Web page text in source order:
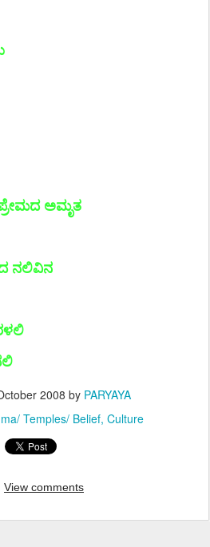
ಅಮೃತ
ನಲಿವಿನ
2008 by PARYAYA
Temples/ Belief Culture
View comments